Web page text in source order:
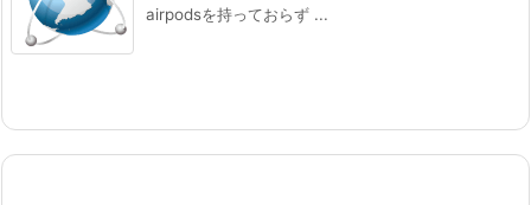
airpodsを持っておらず ...